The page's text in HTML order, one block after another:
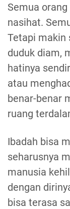
Semua
nasihat.
Tetapi makin
duduk diam,
hatinya
atau
benar-benar
ruang
Ibadah bisa
seharusnya
manusia
dengan
bisa terasa